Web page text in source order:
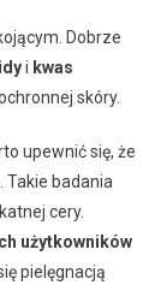
Dobrze
i kwas
skóry.
upewnić się, że
. Takie badania
cery.
użytkowników
pielęgnacją